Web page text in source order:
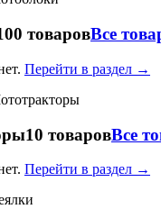
товаровВсе
Перейти в раздел →
10 товаровВсе
Перейти в раздел →